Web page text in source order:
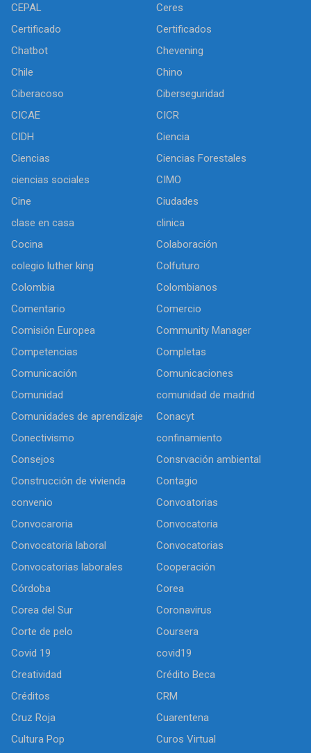
CEPAL
Ceres
Certificado
Certificados
Chatbot
Chevening
Chile
Chino
Ciberacoso
Ciberseguridad
CICAE
CICR
CIDH
Ciencia
Ciencias
Ciencias Forestales
ciencias sociales
CIMO
Cine
Ciudades
clase en casa
clinica
Cocina
Colaboración
colegio luther king
Colfuturo
Colombia
Colombianos
Comentario
Comercio
Comisión Europea
Community Manager
Competencias
Completas
Comunicación
Comunicaciones
Comunidad
comunidad de madrid
Comunidades de aprendizaje
Conacyt
Conectivismo
confinamiento
Consejos
Consrvación ambiental
Construcción de vivienda
Contagio
convenio
Convoatorias
Convocaroria
Convocatoria
Convocatoria laboral
Convocatorias
Convocatorias laborales
Cooperación
Córdoba
Corea
Corea del Sur
Coronavirus
Corte de pelo
Coursera
Covid 19
covid19
Creatividad
Crédito Beca
Créditos
CRM
Cruz Roja
Cuarentena
Cultura Pop
Curos Virtual